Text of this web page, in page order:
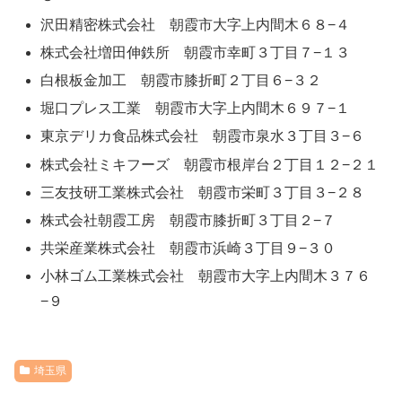
沢田精密株式会社 朝霞市大字上内間木６８−４
株式会社増田伸鉄所 朝霞市幸町３丁目７−１３
白根板金加工 朝霞市膝折町２丁目６−３２
堀口プレス工業 朝霞市大字上内間木６９７−１
東京デリカ食品株式会社 朝霞市泉水３丁目３−６
株式会社ミキフーズ 朝霞市根岸台２丁目１２−２１
三友技研工業株式会社 朝霞市栄町３丁目３−２８
株式会社朝霞工房 朝霞市膝折町３丁目２−７
共栄産業株式会社 朝霞市浜崎３丁目９−３０
小林ゴム工業株式会社 朝霞市大字上内間木３７６
−９
埼玉県